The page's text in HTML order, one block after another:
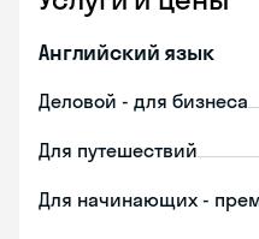
Английский язык
Деловой - для бизнеса
Для путешествий
Для начинающих -